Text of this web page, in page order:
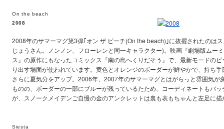
On the beach
2008
2008年のサマーマグ第3弾｢オン ザ ビーチ(On the beach)｣に抜擢されたのは
じょうさん。ノンノン、フローレンと同一キャラクター)。映画『劇場版ム
ス』の原作にもなったコミックス『南の島へくりだそう』で、最新モードの
り出す場面が使われています。黄色とオレンジのボーダーが鮮やかで、持ち
さらに夏気分をアップ。2006年、2007年のサマーマグとはがらっと雰囲気が
ものの、ボーダーの一部にブルーが残っているたため、コーディネートもバ
が、スノークメイデンご自慢の金のアンクレットは裏も表もちゃんと左足に
Siesta